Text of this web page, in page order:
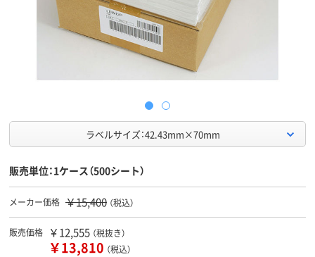
ラベルサイズ：42.43mm×70mm
販売単位：1ケース（500シート）
メーカー価格 ￥15,400 （税込）
販売価格 ￥12,555 （税抜き）
￥13,810 （税込）